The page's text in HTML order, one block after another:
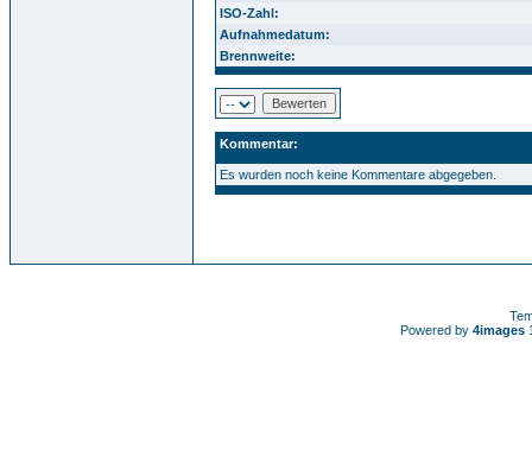
ISO-Zahl:
Aufnahmedatum:
Brennweite:
Kommentar:
Es wurden noch keine Kommentare abgegeben.
Powered by 4images